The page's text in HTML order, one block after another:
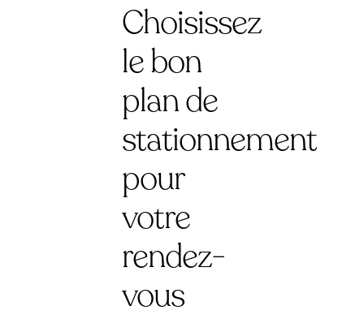
Choisissez
le bon
plan de
stationnement
pour
votre
rendez-
vous